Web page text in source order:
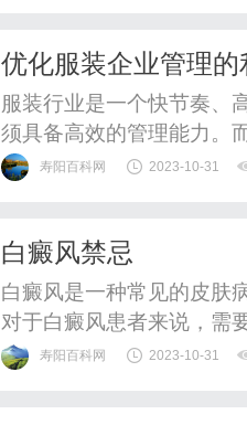
构成名字，这样既能增加
优化服装企业管理
服装行业是一个快节奏、
须具备高效的管理能力。
为服装企业提供了一种全
储、销售等环节，ERP系
寿阳百科网 2023-10-31
白癜风禁忌
白癜风是一种常见的皮肤
对于白癜风患者来说，需
首先，白癜风患者要避免
寿阳百科网 2023-10-31